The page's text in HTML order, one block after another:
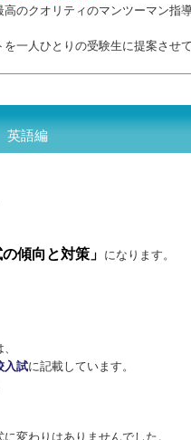
のクオリティのマンツーマン指
一人ひとりの受験生に提案させ
英語編
傾向と対策」 になります。
入試に記載しています。
変わりはありませんでした。